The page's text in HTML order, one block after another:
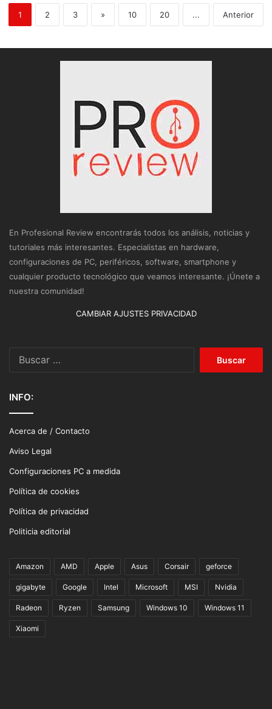
1 2 3 » 10 20 ... Anterior
En Profesional Review encontrarás todos los análisis, noticias y
tutoriales más interesantes. Especialistas en hardware,
configuraciones de PC, periféricos, software, smartphone y
cualquier producto tecnológico que veamos interesante. ¡Únete a
nuestra comunidad!
CAMBIAR AJUSTES PRIVACIDAD
INFO:
Acerca de / Contacto
Aviso Legal
Configuraciones PC a medida
Política de cookies
Política de privacidad
Politicia editorial
Amazon AMD Apple Asus Corsair geforce
gigabyte Google Intel Microsoft MSI Nvidia
Radeon Ryzen Samsung Windows 10 Windows 11
Xiaomi